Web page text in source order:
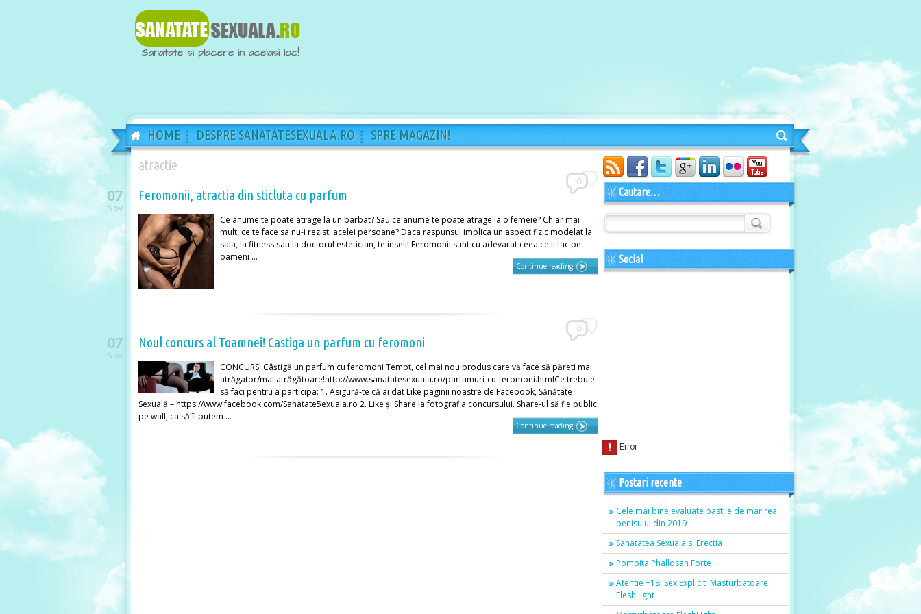
HOME DESPRE SANATATESEXUALA.RO
SPRE MAGAZIN!
atractie
Feromonii, atractia din sticluta cu parfum
Ce anume te poate atrage la un barbat? Sau ce anume te poate atrage la o femeie? Chiar mai
mult, ce te face sa nu-i rezisti acelei persoane? Daca raspunsul implica un aspect fizic modelat la
sala, la fitness sau la doctorul estetician, te inseli! Feromonii sunt cu adevarat ceea ce ii fac pe
oameni …
Continue reading
0
07
Nov
Noul concurs al Toamnei! Castiga un parfum cu feromoni
CONCURS: Câștigă un parfum cu feromoni Tempt, cel mai nou produs care vă face să păreti mai
atrăgator/mai atrăgătoare!http://www.sanatatesexuala.ro/parfumuri-cu-feromoni.htmlCe trebuie
să faci pentru a participa: 1. Asigură-te că ai dat Like paginii noastre de Facebook, Sănătate
Sexuală – https://www.facebook.com/Sanatate5exuala.ro 2. Like și Share la fotografia concursului. Share-ul să fie public
pe wall, ca să îl putem …
Continue reading
0
07
Nov
Cautare…
Social
Postari recente
Cele mai bine evaluate pastile de marirea
penisului din 2019
Sanatatea Sexuala si Erectia
Pompita Phallosan Forte
Atentie +18! Sex Explicit! Masturbatoare
FleshLight